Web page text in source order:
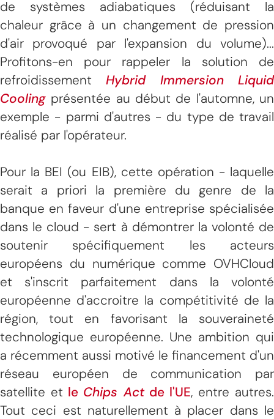
de systèmes adiabatiques (réduisant la
chaleur grâce à un changement de pression
d'air provoqué par l'expansion du volume)...
Profitons-en pour rappeler la solution de
refroidissementHybrid Immersion Liquid
Cooling présentée au début de l'automne, un
exemple - parmi d'autres - du type de travail
réalisé par l'opérateur.
Pour la BEI (ou EIB), cette opération - laquelle
serait a priori la première du genre de la
banque en faveur d'une entreprise spécialisée
dans le cloud - sert à démontrer la volonté de
soutenir spécifiquement les acteurs
européens du numérique comme OVHCloud
et s'inscrit parfaitement dans la volonté
européenne d'accroitre la compétitivité de la
région, tout en favorisant la souveraineté
technologique européenne. Une ambition qui
a récemment aussi motivé le financement d'un
réseau européen de communication par
satellite et le Chips Actde l'UE, entre autres.
Tout ceci est naturellement à placer dans le